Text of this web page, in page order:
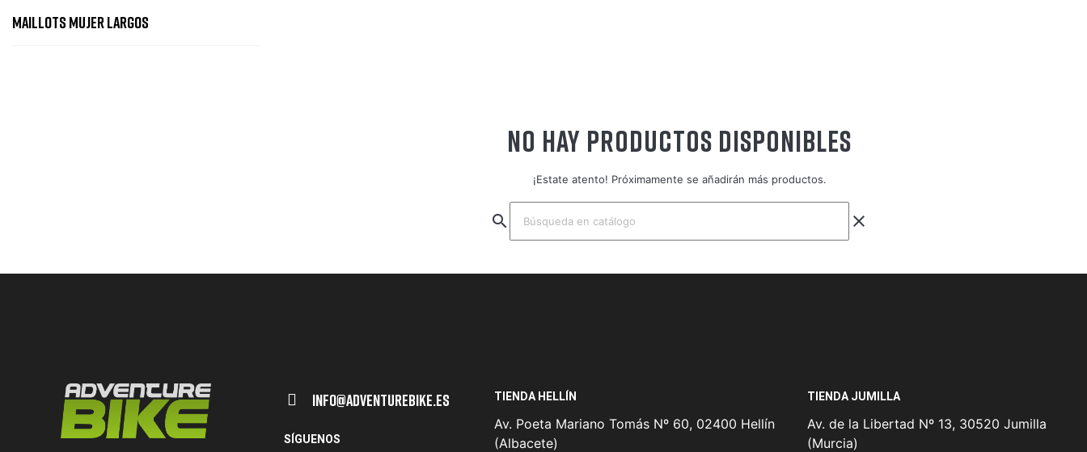
MAILLOTS MUJER LARGOS
NO HAY PRODUCTOS DISPONIBLES
¡Estate atento! Próximamente se añadirán más productos.
search clear
Info@adventurebike.es
SÍGUENOS
TIENDA HELLÍN
Av. Poeta Mariano Tomás Nº 60, 02400 Hellín
(Albacete)
TIENDA JUMILLA
Av. de la Libertad Nº 13, 30520 Jumilla
(Murcia)